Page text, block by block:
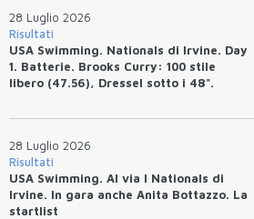
28 Luglio 2026
Risultati
USA Swimming. Nationals di Irvine. Day
1. Batterie. Brooks Curry: 100 stile
libero (47.56), Dressel sotto i 48".
28 Luglio 2026
Risultati
USA Swimming. Al via I Nationals di
Irvine. In gara anche Anita Bottazzo. La
startlist